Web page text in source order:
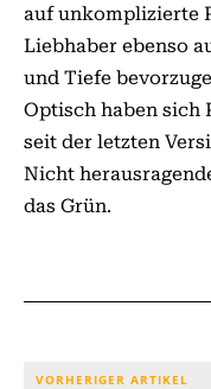
auf unkomplizierte
Liebhaber ebenso
und Tiefe
Optisch haben sich
seit der letzten
Nicht
das Grün.
VORHERIGER ARTIKEL